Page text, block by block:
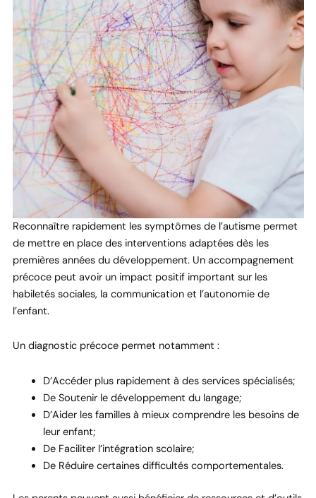
Reconnaître rapidement les symptômes de l’autisme permet
de mettre en place des interventions adaptées dès les
premières années du développement. Un accompagnement
précoce peut avoir un impact positif important sur les
habiletés sociales, la communication et l’autonomie de
l’enfant.
Un diagnostic précoce permet notamment :
D’Accéder plus rapidement à des services spécialisés;
De Soutenir le développement du langage;
D’Aider les familles à mieux comprendre les besoins de
leur enfant;
De Faciliter l’intégration scolaire;
De Réduire certaines difficultés comportementales.